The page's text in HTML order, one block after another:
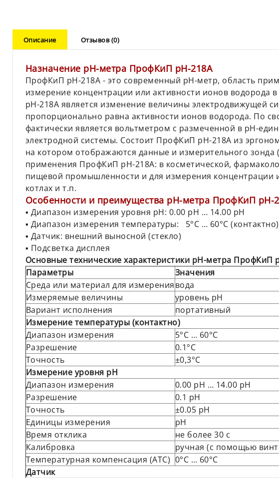
Описание Отзывов (0)
Назначение pH-метра ПрофКиП pH-218А
ПрофКиП pH-218А - это современный pH-метр, область
измерение концентрации или активности ионов
pH-218А является изменение величины электродвижущей
пропорционально равна активности ионов водорода. По
фактически является вольтметром с размеченной в рН-
электродной системы. Состоит ПрофКиП pH-218А из
на котором отображаются данные и измерительного зонда
применения ПрофКиП pH-218А: в косметической,
пищевой промышленности и для измерения концентрации
котлах и т.п.
Особенности и преимущества pH-метра ПрофКиП pH-
▪ Диапазон измерения уровня pH: 0.00 pH … 14.00 pH
▪ Диапазон измерения температуры: 5°С … 60°С (контактно)
▪ Датчик: внешний выносной (стекло)
▪ Подсветка дисплея
Основные технические характеристики pH-метра ПрофКиП
Параметры
Значения
Среда или материал для измерениявода
Измеряемые величины
уровень pH
Вариант исполнения
портативный
Измерение температуры (контактно)
Диапазон измерения
5°С … 60°С
Разрешение
0.1°С
Точность
±0,3°С
Измерение уровня pH
Диапазон измерения
0.00 pH … 14.00 pH
Разрешение
0.1 pH
Точность
±0.05 pH
Единицы измерения
pH
Время отклика
не более 30 с
Калибровка
ручная (с помощью
Температурная компенсация (ATC) 0°С … 60°С
Датчик